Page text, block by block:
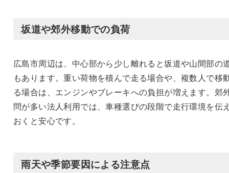
坂道や郊外移動での負荷
広島市周辺は、中心部から少し離れると坂道や山間部の
もあります。重い荷物を積んで走る場合や、複数人で移
る場合は、エンジンやブレーキへの負担が増えます。郊
問が多い法人利用では、車種選びの段階で走行環境を伝
おくと安心です。
雨天や季節要因による注意点